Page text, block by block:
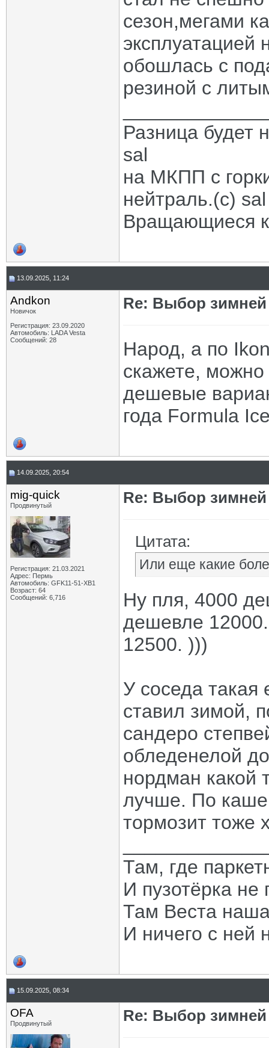
сезон,мегами
обошлась с
резиной с
Разница будет
sal
на МКПП с
нейтраль.(с) sal
Вращающиеся
13.09.2025, 11:24
Andkon
Новичок
Регистрация: 23.09.2020
Автомобиль: LADA Vesta
Сообщений: 28
Re: Выбор
Народ, а по
скажете,
дешевые
года Formula
14.09.2025, 20:54
mig-quick
Продвинутый
Регистрация: 21.03.2021
Адрес: Пермь
Автомобиль: GFK11-51-ХВ1
Возраст: 64
Сообщений: 6,716
Re: Выбор
Цитата:
Или еще какие
Ну пля, 4000
дешевле
12500. )))
У соседа такая
ставил зимой,
сандеро
обледенелой
нордман какой
лучше. По каше
тормозит тоже
Там, где
И пузотёрка не
Там Веста
И ничего с ней
15.09.2025, 08:34
OFA
Продвинутый Re: Выбор